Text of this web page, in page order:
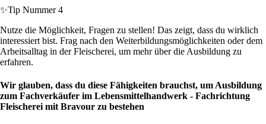
✨Tip Nummer 4
Nutze die Möglichkeit, Fragen zu stellen! Das zeigt, dass du wirklich
interessiert bist. Frag nach den Weiterbildungsmöglichkeiten oder dem
Arbeitsalltag in der Fleischerei, um mehr über die Ausbildung zu
erfahren.
Wir glauben, dass du diese Fähigkeiten brauchst, um Ausbildung
zum Fachverkäufer im Lebensmittelhandwerk - Fachrichtung
Fleischerei mit Bravour zu bestehen